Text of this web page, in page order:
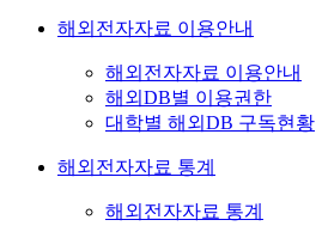
해외전자자료 이용안내
해외전자자료 이용안내
해외DB별 이용권한
대학별 해외DB 구독현황
해외전자자료 통계
해외전자자료 통계